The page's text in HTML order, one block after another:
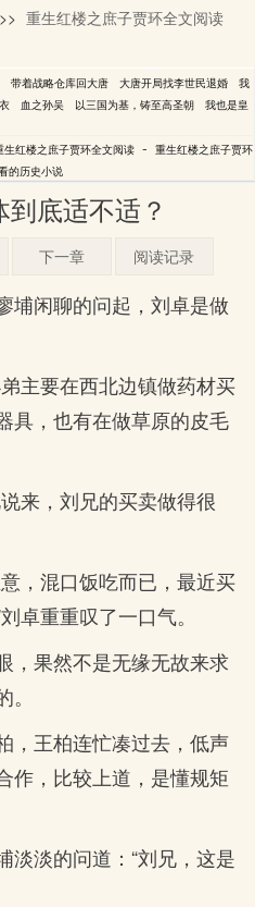
>> 重生红楼之庶子贾环全文阅读
带着战略仓库回大唐 大唐开局找李世民退婚
我
血之孙吴 以三国为基，铸至高圣朝
我也是皇
生红楼之庶子贾环全文阅读 - 重生红楼之庶子贾环
的历史小说
底适不适？
下一章 阅读记录
埔闲聊的问起，刘卓是做
主要在西北边镇做药材买
具，也有在做草原的皮毛
来，刘兄的买卖做得很
，混口饭吃而已，最近买
重重叹了一口气。
，果然不是无缘无故来求
，王柏连忙凑过去，低声
作，比较上道，是懂规矩
淡淡的问道：“刘兄，这是